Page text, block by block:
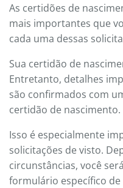
As certidões de
mais importantes que
cada uma dessas
Sua certidão de
Entretanto, detalhes
são confirmados com
certidão de nascimento.
Isso é especialmente
solicitações de visto.
circunstâncias, você
formulário específico de